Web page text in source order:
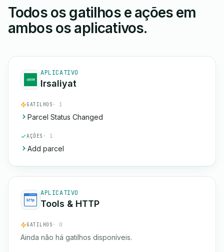
Todos os gatilhos e ações em
ambos os aplicativos.
APLICATIVO
Irsaliyat
GATILHOS · 1
Parcel Status Changed
AÇÕES · 1
Add parcel
APLICATIVO
Tools & HTTP
GATILHOS · 0
Ainda não há gatilhos disponíveis.